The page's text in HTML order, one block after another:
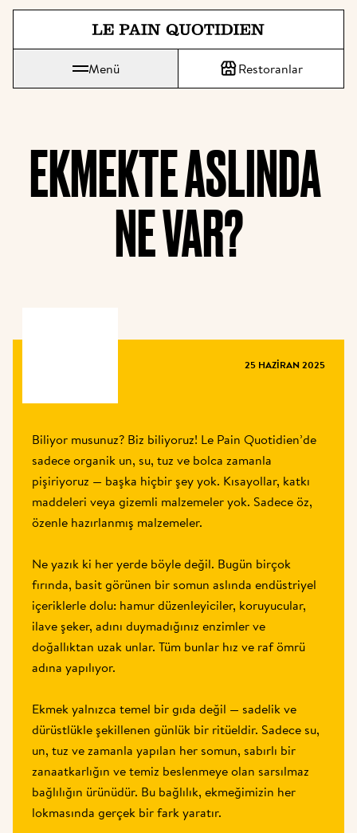
Ana içeriğe doğrudan atla
Le Pain Quotidien, günlük ekmek anlamına gelir.
Menü Restoranlar
EKMEKTE ASLINDA
NE VAR?
25 HAZIRAN 2025
Biliyor musunuz? Biz biliyoruz! Le Pain Quotidien’de
sadece organik un, su, tuz ve bolca zamanla
pişiriyoruz — başka hiçbir şey yok. Kısayollar, katkı
maddeleri veya gizemli malzemeler yok. Sadece öz,
özenle hazırlanmış malzemeler.
Ne yazık ki her yerde böyle değil. Bugün birçok
fırında, basit görünen bir somun aslında endüstriyel
içeriklerle dolu: hamur düzenleyiciler, koruyucular,
ilave şeker, adını duymadığınız enzimler ve
doğallıktan uzak unlar. Tüm bunlar hız ve raf ömrü
adına yapılıyor.
Ekmek yalnızca temel bir gıda değil — sadelik ve
dürüstlükle şekillenen günlük bir ritüeldir. Sadece su,
un, tuz ve zamanla yapılan her somun, sabırlı bir
zanaatkarlığın ve temiz beslenmeye olan sarsılmaz
bağlılığın ürünüdür. Bu bağlılık, ekmeğimizin her
lokmasında gerçek bir fark yaratır.